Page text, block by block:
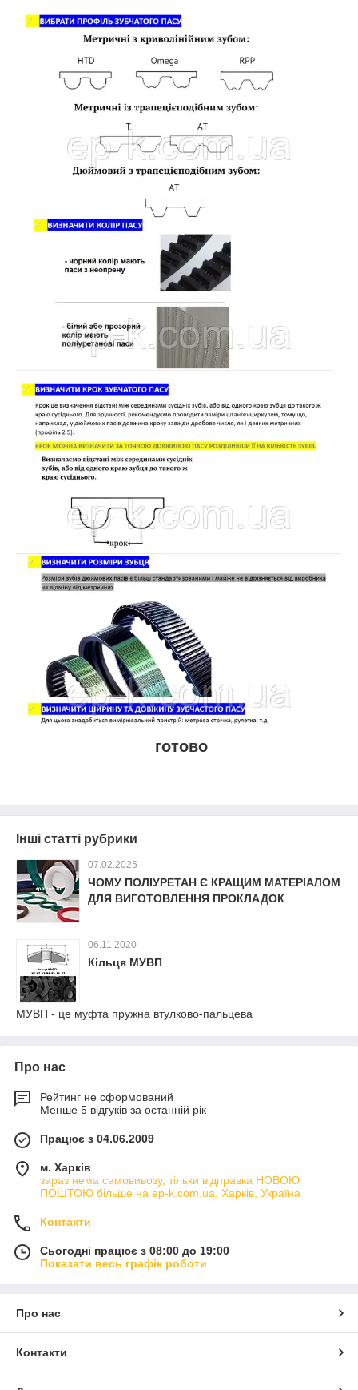
готово
Інші статті рубрики
07.02.2025
ЧОМУ ПОЛІУРЕТАН Є КРАЩИМ МАТЕРІАЛОМ
ДЛЯ ВИГОТОВЛЕННЯ ПРОКЛАДОК
06.11.2020
Кільця МУВП
МУВП - це муфта пружна втулково-пальцева
Про нас
Рейтинг не сформований
Менше 5 відгуків за останній рік
Працює з 04.06.2009
м. Харків
зараз нема самовивозу, тільки відправка НОВОЮ
ПОШТОЮ більше на ep-k.com.ua, Харків, Україна
Контакти
Сьогодні працює з 08:00 до 19:00
Показати весь графік роботи
Про нас
Контакти